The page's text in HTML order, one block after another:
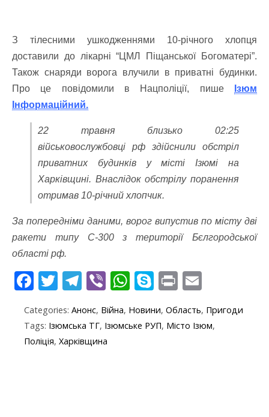
З тілесними ушкодженнями 10-річного хлопця
доставили до лікарні “ЦМЛ Піщанської Богоматері”.
Також снаряди ворога влучили в приватні будинки.
Про це повідомили в Нацполіції, пише
Ізюм
Інформаційний.
22 травня близько 02:25
військовослужбовці рф здійснили обстріл
приватних будинків у місті Ізюмі на
Харківщині. Внаслідок обстрілу поранення
отримав 10-річний хлопчик.
За попередніми даними, ворог випустив по місту дві
ракети типу С-300 з території Бєлгородської
області рф.
F
e
b
T
itt
er
T
e
gr
Vi
b
er
W
at
S
y
p
Pr
t ai
Categories: Анонс, Війна, Новини, Область, Пригоди
Tags: Ізюмська ТГ, Ізюмське РУП, Місто Ізюм,
Поліція, Харківщина